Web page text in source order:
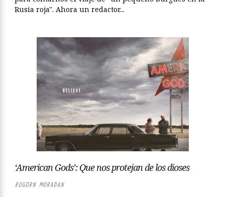
Rusia roja". Ahora un redactor...
‘American Gods’: Que nos protejan de los dioses
ROGORN MORADAN